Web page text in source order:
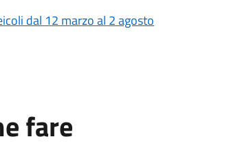
dal 12 marzo al 2 agosto
fare